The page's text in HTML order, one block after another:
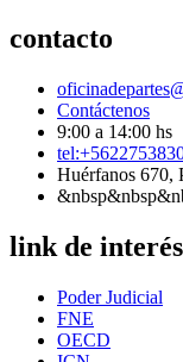
contacto
Contáctenos
9:00 a 14:00 hs
Huérfanos 670,
link de interés
Poder Judicial
FNE
OECD